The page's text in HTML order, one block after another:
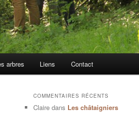
arbres Liens Contact
COMMENTAIRES RÉCENTS
Claire dans Les châtaigniers